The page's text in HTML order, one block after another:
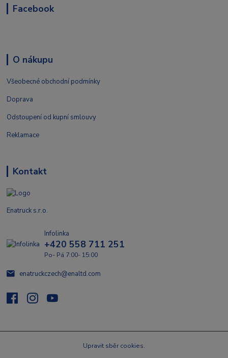
Facebook
O nákupu
Všeobecné obchodní podmínky
Doprava
Odstoupení od kupní smlouvy
Reklamace
Kontakt
Enatruck s.r.o.
Infolinka
+420 558 711 251
Po- Pá 7:00- 15:00
enatruckczech@enaltd.com
Upravit sběr cookies.